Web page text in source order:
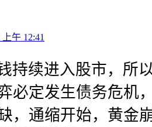
午 12:41
持续进入股市，所
必定发生债务危机
，通缩开始，黄金